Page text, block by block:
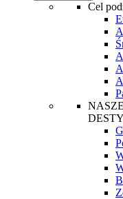
Cel